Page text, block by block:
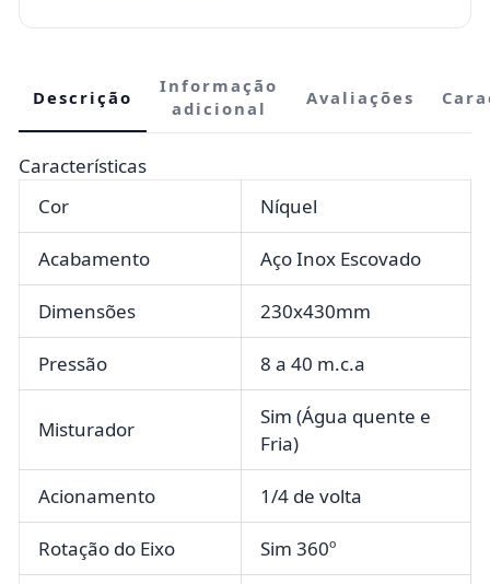
Descrição
Informação
adicional
Avaliações
Características
Cor
Níquel
Acabamento Aço Inox Escovado
Dimensões 230x430mm
Pressão 8 a 40 m.c.a
Misturador
Sim (Água quente e
Fria)
Acionamento 1/4 de volta
Rotação do Eixo Sim 360º